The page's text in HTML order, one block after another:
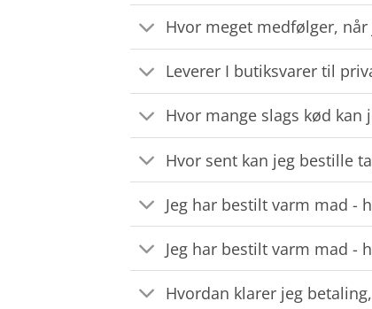
Hvor meget medfølger,
Leverer I butiksvarer til
Hvor mange slags kød
Hvor sent kan jeg bestille
Jeg har bestilt varm mad -
Jeg har bestilt varm mad -
Hvordan klarer jeg